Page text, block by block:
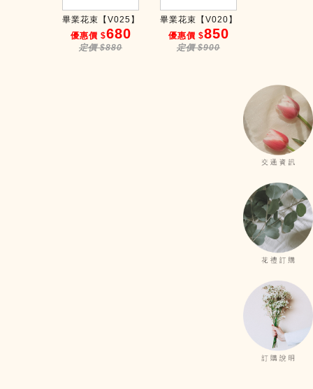
畢業花束【V025】
優惠價 $680
定價 $880
畢業花束【V020】
優惠價 $850
定價 $900